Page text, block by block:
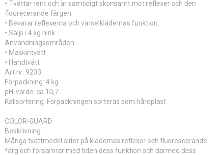
• Tvättar rent och är samtidigt skonsamt mot reflexer och den
flourecerande färgen.
• Bevarar reflexerna och varselklädernas funktion.
• Säljs i 4 kg hink
Användningsområden:
• Maskintvätt
• Handtvätt
Art nr: 9203
Förpackning: 4 kg
pH-värde: ca 10,7
Källsortering: Förpackningen sorteras som hårdplast
COLOR-GUARD
Beskrivning
Många tvättmedel sliter på klädernas reflexer och fluorescerande
färg och försämrar med tiden dess funktion och därmed dess